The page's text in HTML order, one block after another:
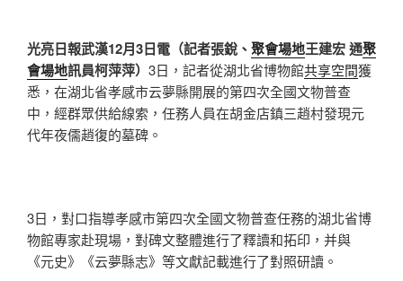
光亮日報武漢12月3日電（記者張銳、聚會場地王建宏 通聚
會場地訊員柯萍萍） 3日，記者從湖北省博物館共享空間獲
悉，在湖北省孝感市云夢縣開展的第四次全國文物普查
中，經群眾供給線索，任務人員在胡金店鎮三趙村發現元
代年夜儒趙復的墓碑。
3日，對口指導孝感市第四次全國文物普查任務的湖北省博
物館專家赴現場，對碑文整體進行了釋讀和拓印，并與
《元史》《云夢縣志》等文獻記載進行了對照研讀。